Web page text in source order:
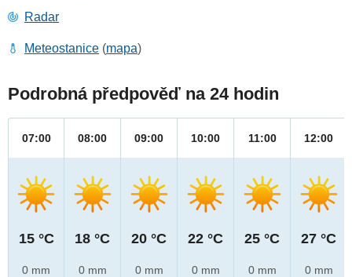
Radar
Meteostanice (mapa)
Podrobná předpověď na 24 hodin
07:00
15 °C
0 mm
08:00
18 °C
0 mm
09:00
20 °C
0 mm
10:00
22 °C
0 mm
11:00
25 °C
0 mm
12:00
27 °C
0 mm